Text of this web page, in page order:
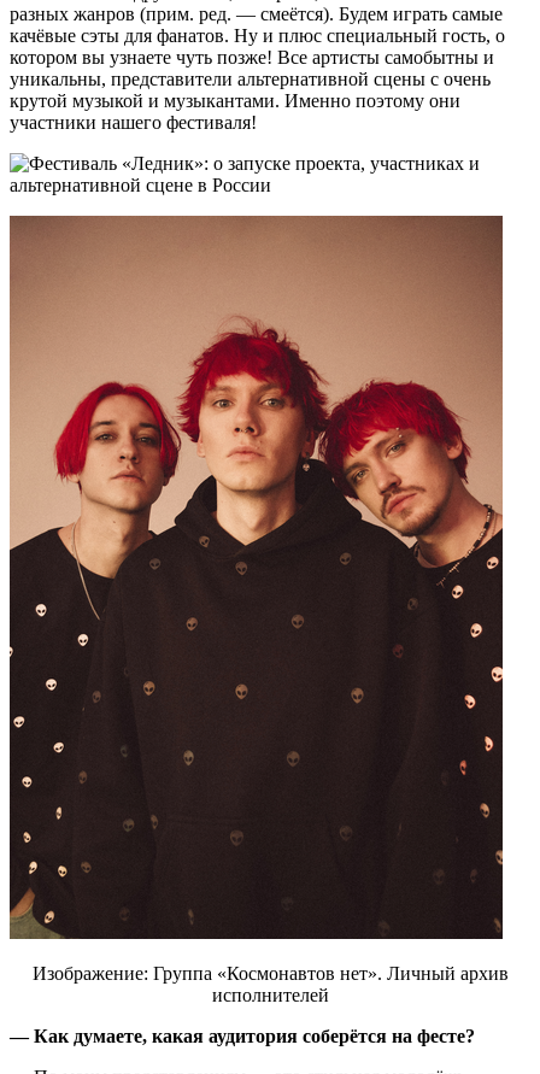
разных жанров (прим. ред. — смеётся). Будем играть самые
качёвые сэты для фанатов. Ну и плюс специальный гость, о
котором вы узнаете чуть позже! Все артисты самобытны и
уникальны, представители альтернативной сцены с очень
крутой музыкой и музыкантами. Именно поэтому они
участники нашего фестиваля!
Изображение: Группа «Космонавтов нет». Личный архив
исполнителей
— Как думаете, какая аудитория соберётся на фесте?